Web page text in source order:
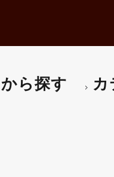
ら探す
カ
業務
ラ） ピ